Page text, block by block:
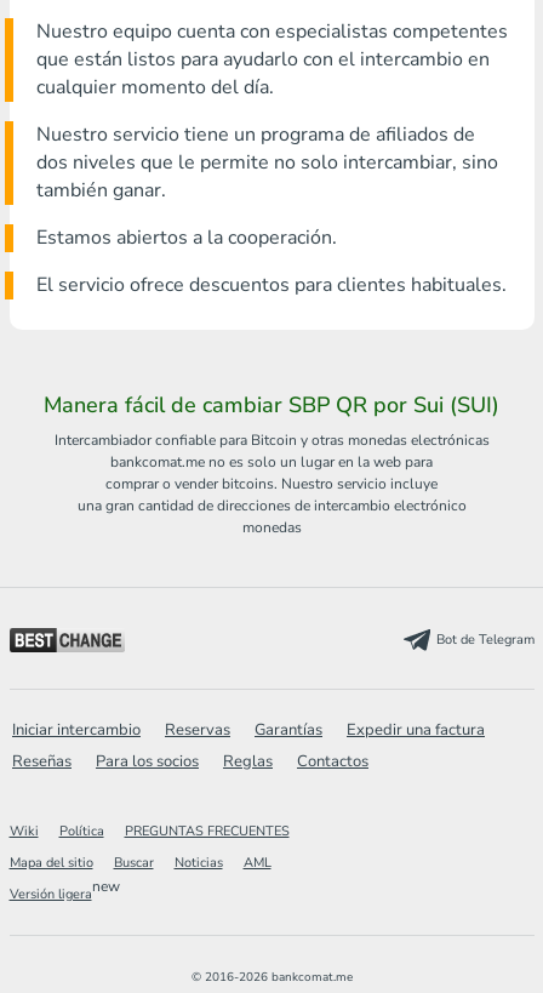
Nuestro equipo cuenta con especialistas competentes
que están listos para ayudarlo con el intercambio en
cualquier momento del día.
Nuestro servicio tiene un programa de afiliados de
dos niveles que le permite no solo intercambiar, sino
también ganar.
Estamos abiertos a la cooperación.
El servicio ofrece descuentos para clientes habituales.
Manera fácil de cambiar SBP QR por Sui (SUI)
Intercambiador confiable para Bitcoin y otras monedas electrónicas
bankcomat.me no es solo un lugar en la web para
comprar o vender bitcoins. Nuestro servicio incluye
una gran cantidad de direcciones de intercambio electrónico
monedas
Bot de Telegram
Iniciar intercambio Reservas Garantías
Expedir una factura
Reseñas
Para los socios Reglas Contactos
Wiki Política
PREGUNTAS FRECUENTES
Mapa del sitio
Buscar Noticias
AML
Versión ligeranew
© 2016-2026 bankcomat.me